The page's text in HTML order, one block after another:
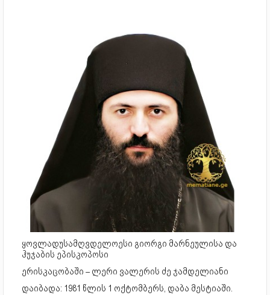
ყოვლადუსამღვდელოესი გიორგი მარნეულისა და
ჰუჯაბის ეპისკოპოსი
ერისკაცობაში – ლერი ვალერის ძე ჯამდელიანი
დაიბადა: 1981 წლის 1 ოქტომბერს, დაბა მესტიაში.